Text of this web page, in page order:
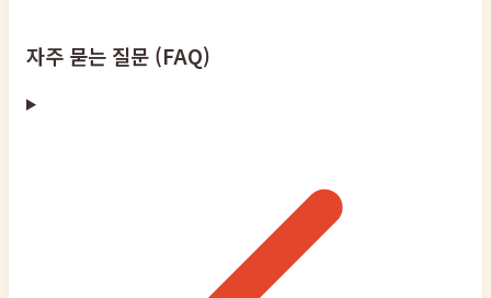
자주 묻는 질문 (FAQ)